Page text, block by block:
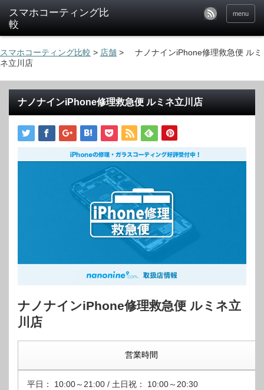
menu
スマホコーティング比較 > 店舗 >
ナノナインiPhone修理救急便 ルミ
ネ立川店
ナノナインiPhone修理救急便 ルミネ立川店
ナノナインiPhone修理救急便 ルミネ立
川店
営業時間
平日： 10:00～21:00 / 土日祝： 10:00～20:30